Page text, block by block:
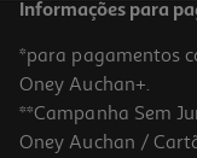
Informações para
*para pagamentos
Oney Auchan+.
**Campanha Sem
Oney Auchan /